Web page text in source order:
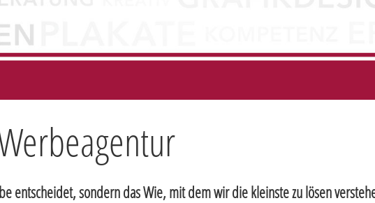
entscheidet, sondern das Wie, mit dem wir die kleinste zu lösen